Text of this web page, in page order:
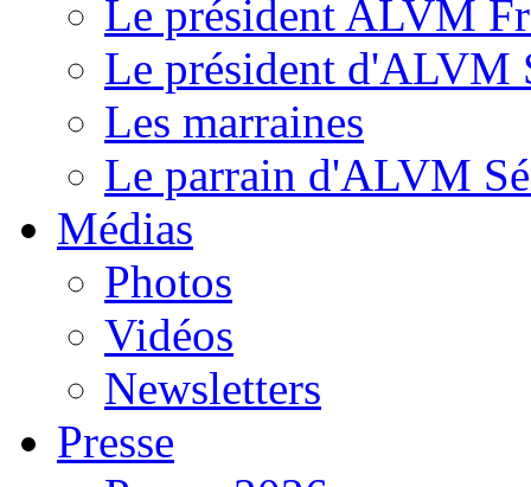
Le président ALVM
Le président d'ALVM
Les marraines
Le parrain d'ALVM
Médias
Photos
Vidéos
Newsletters
Presse